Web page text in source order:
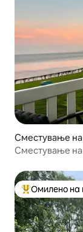
Сместување
Сместување
МеѓуОмилено на